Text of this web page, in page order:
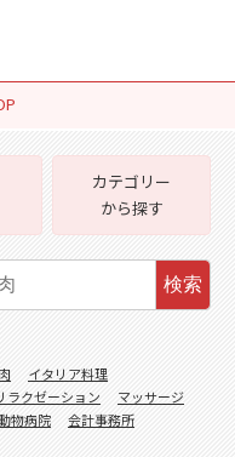
カテゴリー
から探す
検索
イタリア料理
ラクゼーション
マッサージ
物病院
会計事務所